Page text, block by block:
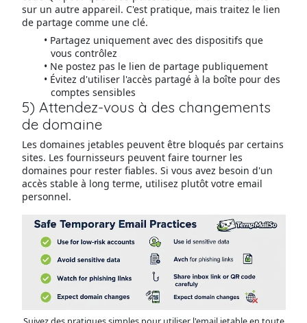
sur un autre appareil. C'est pratique, mais traitez le lien
de partage comme une clé.
Partagez uniquement avec des dispositifs que
vous contrôlez
Ne postez pas le lien de partage publiquement
Évitez d'utiliser l'accès partagé à la boîte pour des
comptes sensibles
5) Attendez-vous à des changements
de domaine
Les domaines jetables peuvent être bloqués par certains
sites. Les fournisseurs peuvent faire tourner les
domaines pour rester fiables. Si vous avez besoin d'un
accès stable à long terme, utilisez plutôt votre email
personnel.